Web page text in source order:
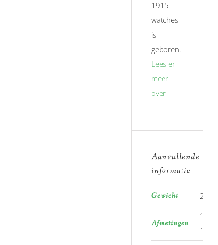
1915
watches
is
geboren.
Lees er
meer
over
Aanvullende
informatie
Gewicht 250
Afmetingen
100
100